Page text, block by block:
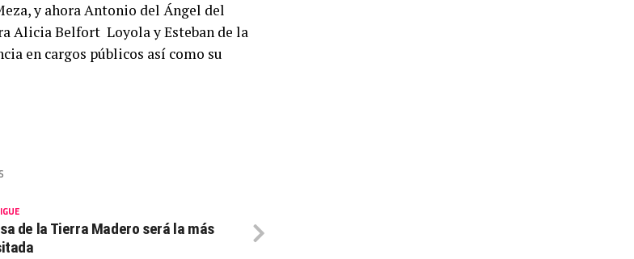
y ahora Antonio del Ángel del
Alicia Belfort Loyola y Esteban de la
en cargos públicos así como su
de la Tierra Madero será la más